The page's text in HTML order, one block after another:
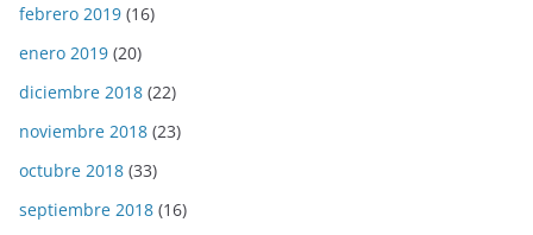
febrero 2019 (16)
enero 2019 (20)
diciembre 2018 (22)
noviembre 2018 (23)
octubre 2018 (33)
septiembre 2018 (16)